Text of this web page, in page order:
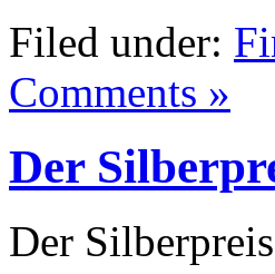
Filed under:
Comments »
Der
Der